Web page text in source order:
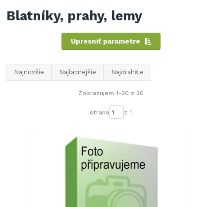
Blatníky, prahy, lemy
Upresniť parametre
Najnovšie Najlacnejšie Najdrahšie
Zobrazujem 1-20 z 20
strana z 1